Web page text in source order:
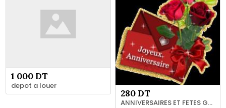
1 000 DT
depot a louer
280 DT
ANNIVERSAIRES ET FETES GRAND TUNIS 21 94 12 66